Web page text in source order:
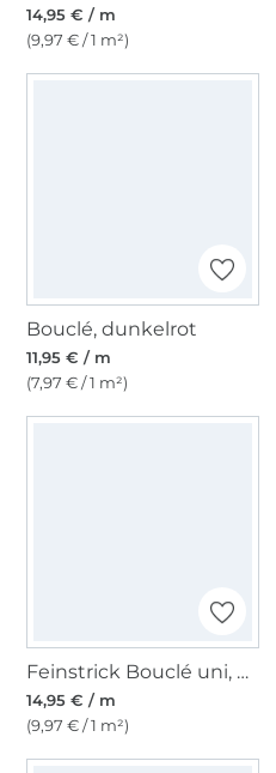
14,95 € / m
(9,97 € / 1 m²)
Bouclé, dunkelrot
11,95 € / m
(7,97 € / 1 m²)
Feinstrick Bouclé uni, beige
14,95 € / m
(9,97 € / 1 m²)